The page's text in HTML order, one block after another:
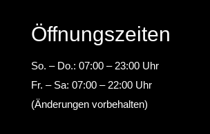
Öffnungszeiten
So. – Do.: 07:00 – 23:00 Uhr
Fr. – Sa: 07:00 – 22:00 Uhr
(Änderungen vorbehalten)